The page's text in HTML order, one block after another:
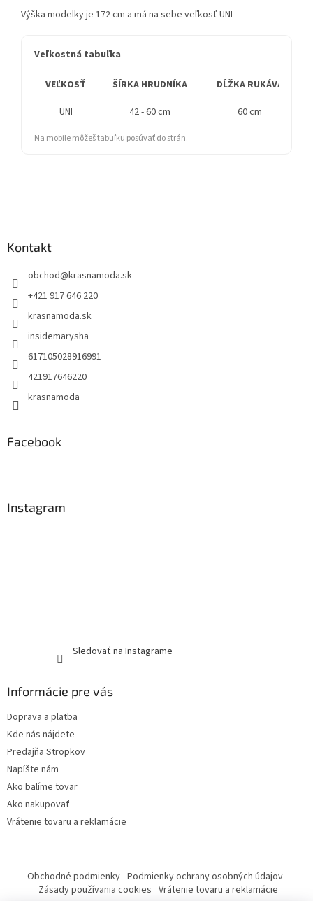
Výška modelky je 172 cm a má na sebe veľkosť UNI
Veľkostná tabuľka
VEĽKOSŤ ŠÍRKA HRUDNÍKA DĹŽKA RUKÁVA
UNI
42 - 60 cm 60 cm
Na mobile môžeš tabuľku posúvať do strán.
Kontakt
obchod@krasnamoda.sk
+421 917 646 220
krasnamoda.sk
insidemarysha
617105028916991
421917646220
krasnamoda
Facebook
Instagram
Sledovať na Instagrame
Informácie pre vás
Doprava a platba
Kde nás nájdete
Predajňa Stropkov
Napíšte nám
Ako balíme tovar
Ako nakupovať
Vrátenie tovaru a reklamácie
Obchodné podmienky Podmienky ochrany osobných údajov
Zásady používania cookies Vrátenie tovaru a reklamácie